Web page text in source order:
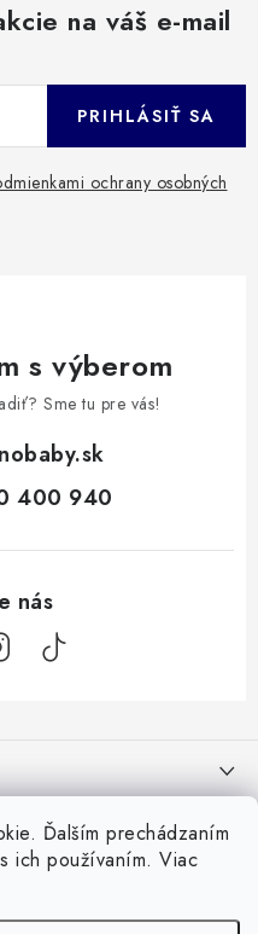
Ďalším prechádzaním
ich používaním. Viac
na váš e-mail
ochrany osobných
PRIHLÁSIŤ SA
s výberom
Sme tu pre vás!
400 940
refluxu u novorodencov, ktoré